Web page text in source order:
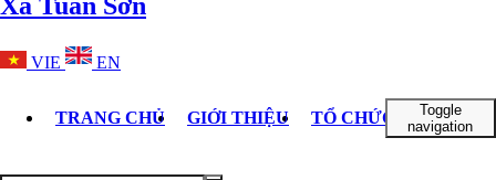
VIE EN
TRANG CHỦ GIỚI THIỆU TỔ CHỨC BỘ MÁY
Toggle
navigation